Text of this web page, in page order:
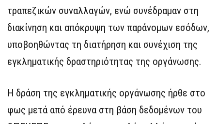
τραπεζικών συναλλαγών, ενώ συνέδραμαν στη
διακίνηση και απόκρυψη των παράνομων εσόδων,
υποβοηθώντας τη διατήρηση και συνέχιση της
εγκληματικής δραστηριότητας της οργάνωσης.
Η δράση της εγκληματικής οργάνωσης ήρθε στο
φως μετά από έρευνα στη βάση δεδομένων του